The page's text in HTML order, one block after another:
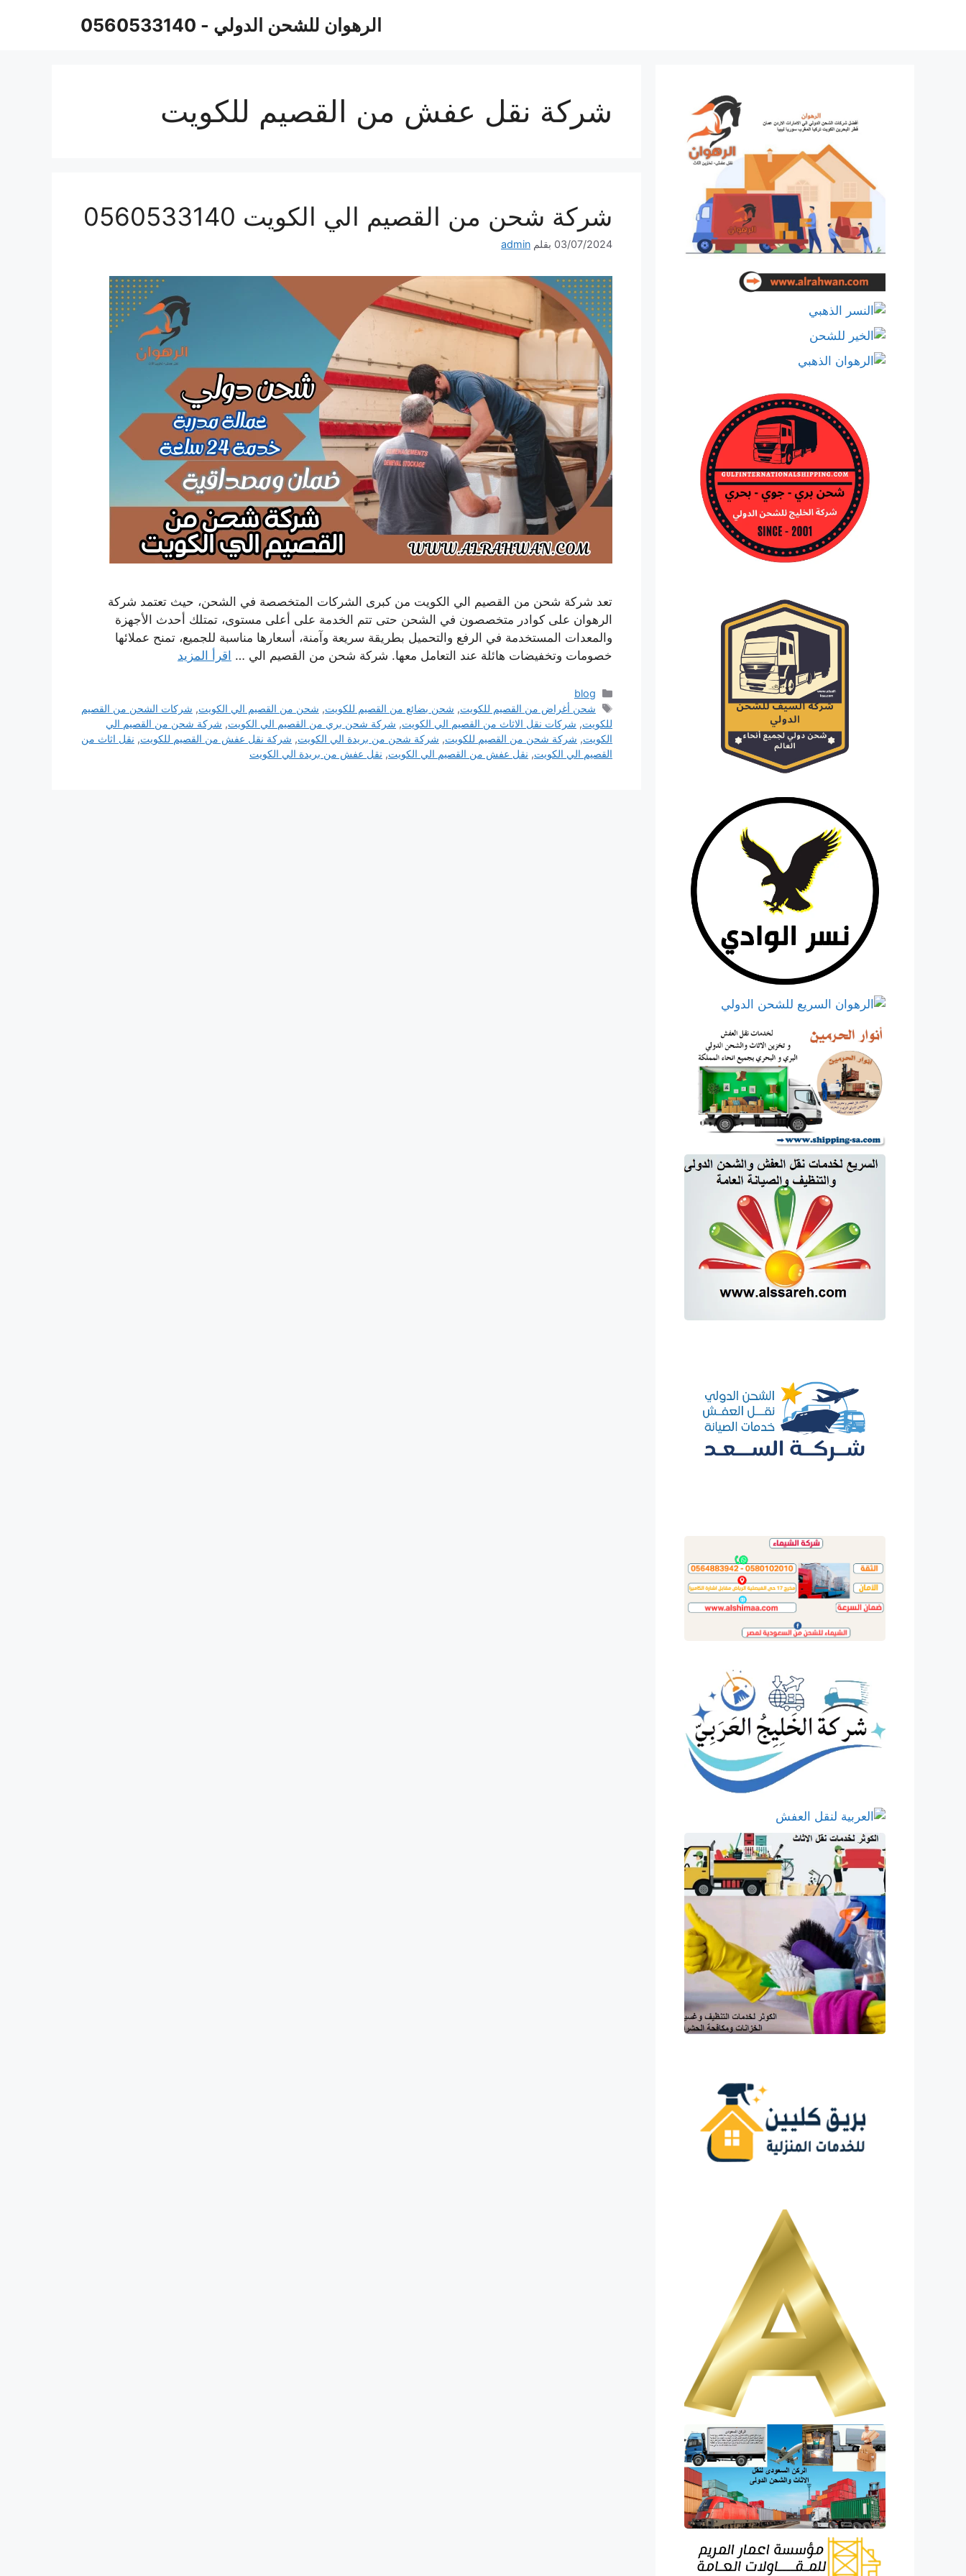
الرهوان للشحن الدولي - 0560533140
شركة نقل عفش من القصيم للكويت
شركة شحن من القصيم الي الكويت 0560533140
03/07/2024 بقلم admin
تعد شركة شحن من القصيم الي الكويت من كبرى الشركات المتخصصة في الشحن، حيث تعتمد شركة
الرهوان على كوادر متخصصون في الشحن حتى تتم الخدمة على أعلى مستوى، تمتلك أحدث الأجهزة
والمعدات المستخدمة في الرفع والتحميل بطريقة سريعة وآمنة، أسعارها مناسبة للجميع، تمنح عملائها
خصومات وتخفيضات هائلة عند التعامل معها. شركة شحن من القصيم الي … اقرأ المزيد
التصنيفات
blog
الوسوم
شحن أغراض من القصيم للكويت, شحن بضائع من القصيم للكويت, شحن من القصيم الي الكويت, شركات الشحن من القصيم
للكويت, شركات نقل الاثاث من القصيم الي الكويت, شركة شحن بري من القصيم الي الكويت, شركة شحن من القصيم الي
الكويت, شركة شحن من القصيم للكويت, شركة شحن من بريدة الي الكويت, شركة نقل عفش من القصيم للكويت, نقل اثاث من
القصيم الي الكويت, نقل عفش من القصيم الي الكويت, نقل عفش من بريدة الي الكويت